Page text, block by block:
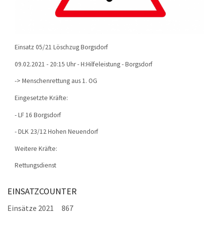
Einsatz 05/21 Löschzug Borgsdorf
09.02.2021 - 20:15 Uhr - H:Hilfeleistung - Borgsdorf
-> Menschenrettung aus 1. OG
Eingesetzte Kräfte:
- LF 16 Borgsdorf
- DLK 23/12 Hohen Neuendorf
Weitere Kräfte:
Rettungsdienst
EINSATZCOUNTER
Einsätze 2021 867